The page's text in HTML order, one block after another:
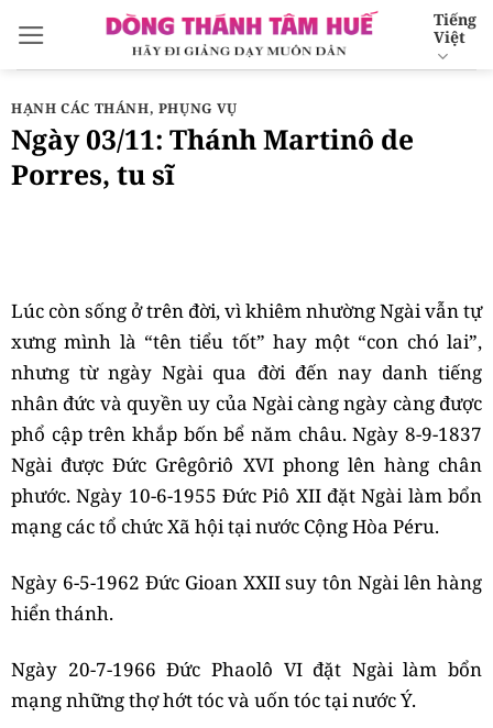
qua
nội
dung
Tiếng
Việt
HẠNH CÁC THÁNH, PHỤNG VỤ
Ngày 03/11: Thánh Martinô de
Porres, tu sĩ
Lúc còn sống ở trên đời, vì khiêm nhường Ngài vẫn tự
xưng mình là “tên tiểu tốt” hay một “con chó lai”,
nhưng từ ngày Ngài qua đời đến nay danh tiếng
nhân đức và quyền uy của Ngài càng ngày càng được
phổ cập trên khắp bốn bể năm châu. Ngày 8-9-1837
Ngài được Đức Grêgôriô XVI phong lên hàng chân
phước. Ngày 10-6-1955 Đức Piô XII đặt Ngài làm bổn
mạng các tổ chức Xã hội tại nước Cộng Hòa Péru.
Ngày 6-5-1962 Đức Gioan XXII suy tôn Ngài lên hàng
hiển thánh.
Ngày 20-7-1966 Đức Phaolô VI đặt Ngài làm bổn
mạng những thợ hớt tóc và uốn tóc tại nước Ý.